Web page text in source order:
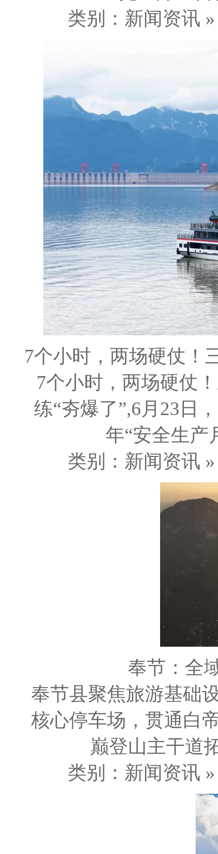
类别：新闻资
7个小时，两场硬仗！
7个小时，两场硬仗
练“夯爆了”,6月23日
年“安全生产
类别：新闻资
奉节：全
奉节县聚焦旅游基础
核心停车场，贯通白
巅登山主干道
类别：新闻资